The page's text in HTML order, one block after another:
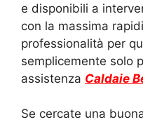
e disponibili a
con la massima
professionalità per
semplicemente solo
assistenza Caldaie
Se cercate una